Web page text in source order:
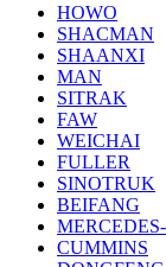
HOWO
SHACMAN
SHAANXI
MAN
SITRAK
FAW
WEICHAI
FULLER
SINOTRUK
BEIFANG
CUMMINS